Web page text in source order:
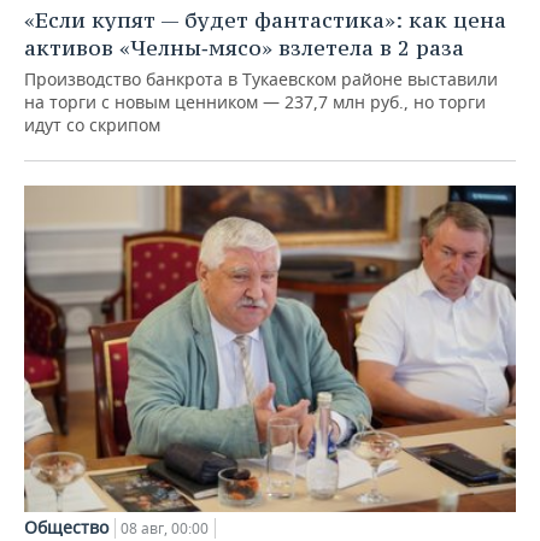
«Если купят — будет фантастика»: как цена
активов «Челны‑мясо» взлетела в 2 раза
Производство банкрота в Тукаевском районе выставили
на торги с новым ценником — 237,7 млн руб., но торги
идут со скрипом
Общество 08 авг, 00:00